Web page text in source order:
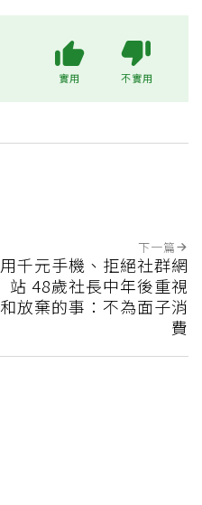
實用 不實用
下一篇
用千元手機、拒絕社群網
站 48歲社長中年後重視
和放棄的事：不為面子消
費